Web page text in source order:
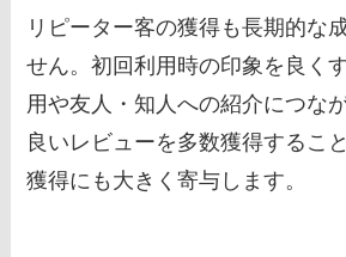
リピーター客の獲得も長期的な
せん。初回利用時の印象を良く
用や友人・知人への紹介につな
良いレビューを多数獲得するこ
獲得にも大きく寄与します。